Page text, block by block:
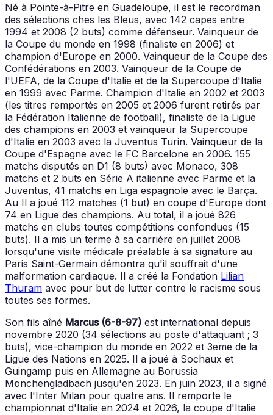
Né à Pointe-à-Pitre en Guadeloupe, il est le recordman
des sélections ches les Bleus, avec 142 capes entre
1994 et 2008 (2 buts) comme défenseur. Vainqueur de
la Coupe du monde en 1998 (finaliste en 2006) et
champion d'Europe en 2000. Vainqueur de la Coupe des
Confédérations en 2003. Vainqueur de la Coupe de
l'UEFA, de la Coupe d'Italie et de la Supercoupe d'Italie
en 1999 avec Parme. Champion d'Italie en 2002 et 2003
(les titres remportés en 2005 et 2006 furent retirés par
la Fédération Italienne de football), finaliste de la Ligue
des champions en 2003 et vainqueur la Supercoupe
d'Italie en 2003 avec la Juventus Turin. Vainqueur de la
Coupe d'Espagne avec le FC Barcelone en 2006. 155
matchs disputés en D1 (8 buts) avec Monaco, 308
matchs et 2 buts en Série A italienne avec Parme et la
Juventus, 41 matchs en Liga espagnole avec le Barça.
Au Il a joué 112 matches (1 but) en coupe d'Europe dont
74 en Ligue des champions. Au total, il a joué 826
matchs en clubs toutes compétitions confondues (15
buts). Il a mis un terme à sa carrière en juillet 2008
lorsqu'une visite médicale préalable à sa signature au
Paris Saint-Germain démontra qu'il souffrait d'une
malformation cardiaque. Il a créé la Fondation Lilian
Thuram avec pour but de lutter contre le racisme sous
toutes ses formes.
Son fils aîné Marcus (6-8-97) est international depuis
novembre 2020 (34 sélections au poste d'attaquant ; 3
buts), vice-champion du monde en 2022 et 3eme de la
Ligue des Nations en 2025. Il a joué à Sochaux et
Guingamp puis en Allemagne au Borussia
Mönchengladbach jusqu'en 2023. En juin 2023, il a signé
avec l'Inter Milan pour quatre ans. Il remporte le
championnat d'Italie en 2024 et 2026, la coupe d'Italie